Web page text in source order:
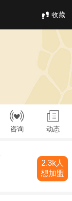
收藏
咨询 动态
2.3k人
想加盟